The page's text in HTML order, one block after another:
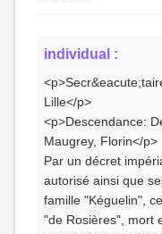
individual :
Lille</p>
<p>Descendance:
Maugrey, Florin</p>
Par un décret
autorisé ainsi que
famille "Kéguelin",
"de Rosières", mort